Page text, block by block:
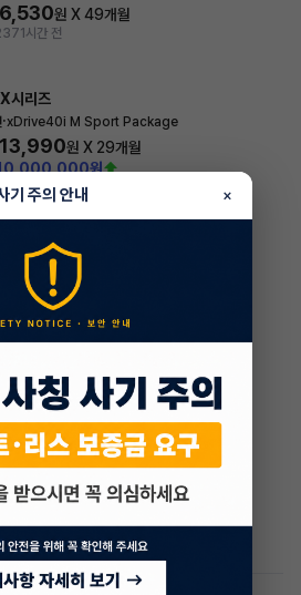
원 X49개월
1시간 전
시리즈
·xDrive40i M Sport Package
원 X 29개월
원
1시간 전
9인승 가솔린 노블레스
원 X
2,000,000원
1시간 전
GLE 300d 4MATIC
원 X 32 개월
원
1시간 전
리티(쌍용) 무쏘
원 X30개월
1시간 전
기 주의 안내 ×